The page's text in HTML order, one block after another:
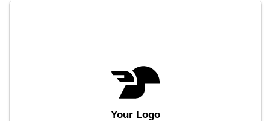
Your Logo